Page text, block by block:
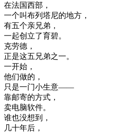
在法国西部 ，
一个叫布列 塔尼的地方 ，
有五个亲兄弟 ，
一起创立了育碧。
克劳德 ，
正是这五 兄弟之一。
一开始 ，
他们做的 ，
只是一门小生意——
靠邮寄的方式 ，
卖电脑软件。
谁也没想到
，
几十年后 ，